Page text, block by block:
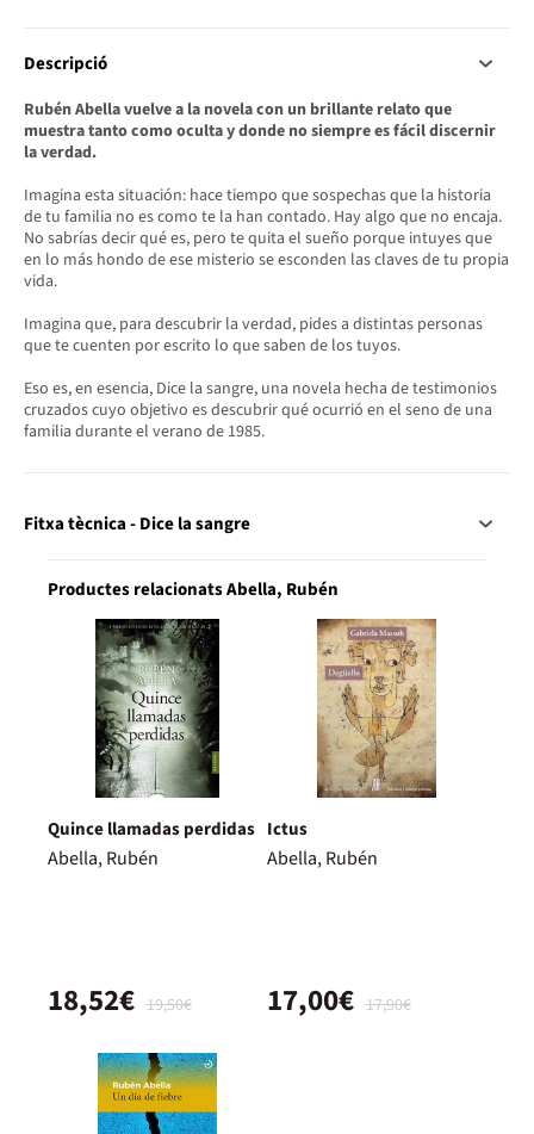
Descripció
Rubén Abella vuelve a la novela con un brillante relato que
muestra tanto como oculta y donde no siempre es fácil discernir
la verdad.
Imagina esta situación: hace tiempo que sospechas que la historia
de tu familia no es como te la han contado. Hay algo que no encaja.
No sabrías decir qué es, pero te quita el sueño porque intuyes que
en lo más hondo de ese misterio se esconden las claves de tu propia
vida.
Imagina que, para descubrir la verdad, pides a distintas personas
que te cuenten por escrito lo que saben de los tuyos.
Eso es, en esencia, Dice la sangre, una novela hecha de testimonios
cruzados cuyo objetivo es descubrir qué ocurrió en el seno de una
familia durante el verano de 1985.
Fitxa tècnica - Dice la sangre
Productes relacionats Abella, Rubén
Quince llamadas perdidas
Abella, Rubén
19,50€
18,52€
Ictus
Abella, Rubén
17,90€
17,00€